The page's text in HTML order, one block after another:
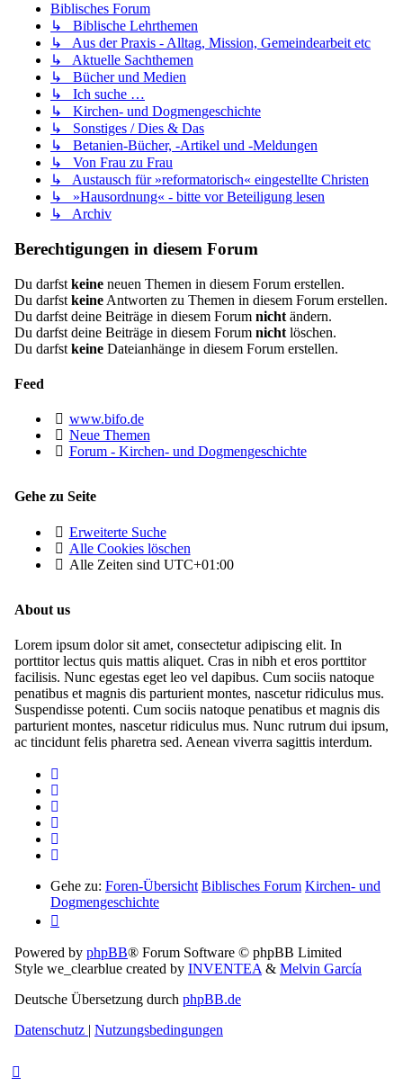
Biblisches Forum
↳ Biblische Lehrthemen
↳ Aus der Praxis - Alltag, Mission, Gemeindearbeit etc
↳ Aktuelle Sachthemen
↳ Bücher und Medien
↳ Ich suche …
↳ Kirchen- und Dogmengeschichte
↳ Sonstiges / Dies & Das
↳ Betanien-Bücher, -Artikel und -Meldungen
↳ Von Frau zu Frau
↳ Austausch für »reformatorisch« eingestellte Christen
↳ »Hausordnung« - bitte vor Beteiligung lesen
↳ Archiv
Berechtigungen in diesem Forum
Du darfst keine neuen Themen in diesem Forum erstellen.
Du darfst keine Antworten zu Themen in diesem Forum erstellen.
Du darfst deine Beiträge in diesem Forum nicht ändern.
Du darfst deine Beiträge in diesem Forum nicht löschen.
Du darfst keine Dateianhänge in diesem Forum erstellen.
Feed
www.bifo.de
Neue Themen
Forum - Kirchen- und Dogmengeschichte
Gehe zu Seite
Erweiterte Suche
Alle Cookies löschen
Alle Zeiten sind UTC+01:00
About us
Lorem ipsum dolor sit amet, consectetur adipiscing elit. In
porttitor lectus quis mattis aliquet. Cras in nibh et eros porttitor
facilisis. Nunc egestas eget leo vel dapibus. Cum sociis natoque
penatibus et magnis dis parturient montes, nascetur ridiculus mus.
Suspendisse potenti. Cum sociis natoque penatibus et magnis dis
parturient montes, nascetur ridiculus mus. Nunc rutrum dui ipsum,
ac tincidunt felis pharetra sed. Aenean viverra sagittis interdum.
Gehe zu: Foren-Übersicht Biblisches Forum Kirchen- und
Dogmengeschichte
Powered by phpBB® Forum Software © phpBB Limited
Style we_clearblue created by INVENTEA & Melvin García
Deutsche Übersetzung durch phpBB.de
Datenschutz | Nutzungsbedingungen